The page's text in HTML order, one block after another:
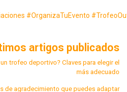
#OrganizaTuEvento
artigos publicados
trofeo deportivo? Claves para elegir el
más adecuado
de agradecimiento que puedes adaptar